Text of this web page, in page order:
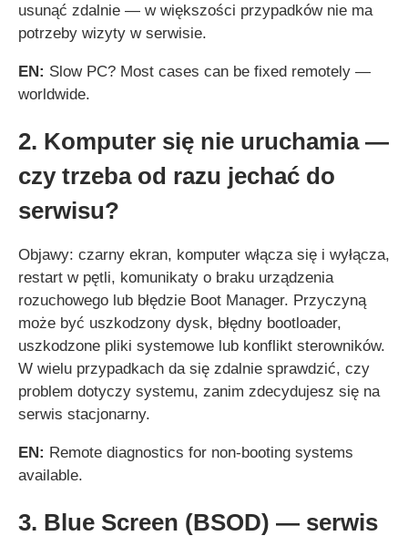
usunąć zdalnie — w większości przypadków nie ma
potrzeby wizyty w serwisie.
EN: Slow PC? Most cases can be fixed remotely —
worldwide.
2. Komputer się nie uruchamia —
czy trzeba od razu jechać do
serwisu?
Objawy: czarny ekran, komputer włącza się i wyłącza,
restart w pętli, komunikaty o braku urządzenia
rozuchowego lub błędzie Boot Manager. Przyczyną
może być uszkodzony dysk, błędny bootloader,
uszkodzone pliki systemowe lub konflikt sterowników.
W wielu przypadkach da się zdalnie sprawdzić, czy
problem dotyczy systemu, zanim zdecydujesz się na
serwis stacjonarny.
EN: Remote diagnostics for non-booting systems
available.
3. Blue Screen (BSOD) — serwis